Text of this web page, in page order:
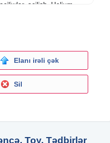
acilish. Helium
Achilish dekor. Achilish
dekor. açılış decor.
açılış tədbiri dekoru.
bəzək. helium şarları.
Açılış Üçün Şar
üçün şarlar. açılış şarları.
ucun sar. Helium ve
Elanı irəli çək
Sil
Toy, Tədbirlər